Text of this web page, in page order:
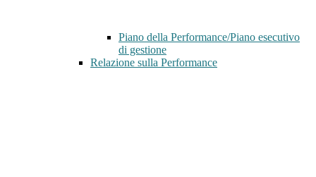
Piano della Performance/Piano esecutivo
di gestione
Relazione sulla Performance